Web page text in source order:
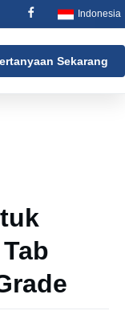
Indonesia
Sekarang